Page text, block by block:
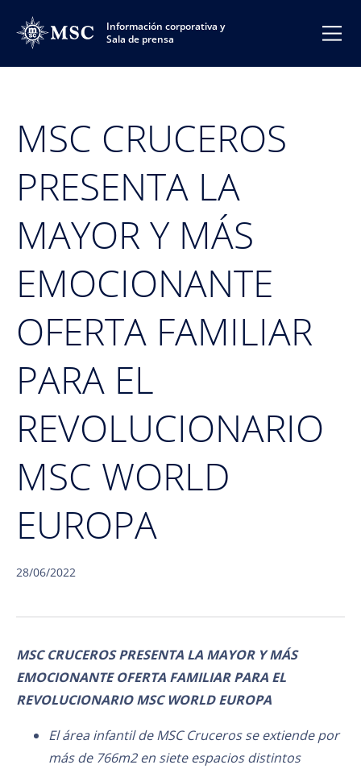
Información corporativa y
Sala de prensa
MSC CRUCEROS
PRESENTA LA
MAYOR Y MÁS
EMOCIONANTE
OFERTA FAMILIAR
PARA EL
REVOLUCIONARIO
MSC WORLD
EUROPA
28/06/2022
MSC CRUCEROS PRESENTA LA MAYOR Y MÁS
EMOCIONANTE OFERTA FAMILIAR PARA EL
REVOLUCIONARIO MSC WORLD EUROPA
El área infantil de MSC Cruceros se extiende por
más de 766m2 en siete espacios distintos